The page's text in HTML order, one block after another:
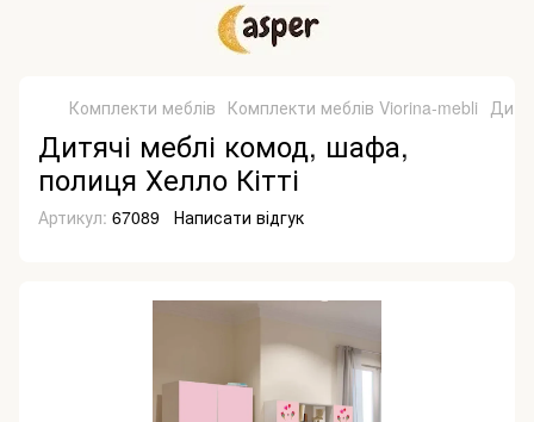
Комплекти меблів Комплекти меблів Viorina-mebli
Дитячі меблі комод, шафа,
полиця Хелло Кітті
Артикул: 67089 Написати відгук